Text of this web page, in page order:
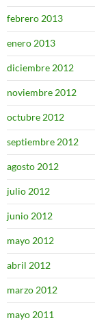
febrero 2013
enero 2013
diciembre 2012
noviembre 2012
octubre 2012
septiembre 2012
agosto 2012
julio 2012
junio 2012
mayo 2012
abril 2012
marzo 2012
mayo 2011